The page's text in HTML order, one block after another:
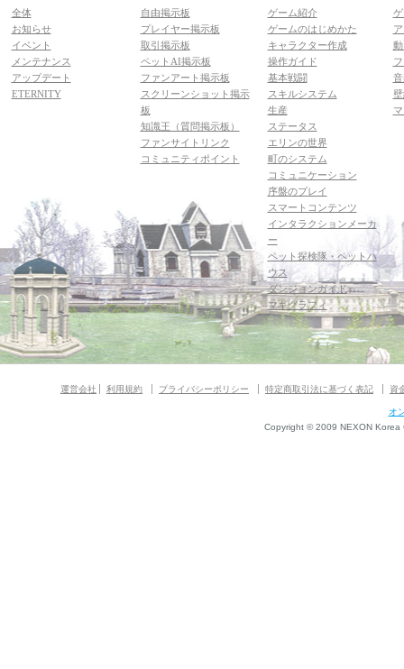
全体
お知らせ
イベント
メンテナンス
アップデート
ETERNITY
自由掲示板
プレイヤー掲示板
取引掲示板
ペットAI掲示板
ファンアート掲示板
スクリーンショット掲示
板
知識王（質問掲示板）
ファンサイトリンク
コミュニティポイント
ゲーム紹介
ゲームのはじめかた
キャラクター作成
操作ガイド
基本戦闘
スキルシステム
生産
ステータス
エリンの世界
町のシステム
コミュニケーション
序盤のプレイ
スマートコンテンツ
インタラクションメーカ
ー
ペット探検隊・ペットハ
ウス
ダンジョンガイド
マギグラフィ
運営会社 利用規約 プライバシーポリシー 特定商取引法に基づく表記 資
オ
Copyright © 2009 NEXON Korea